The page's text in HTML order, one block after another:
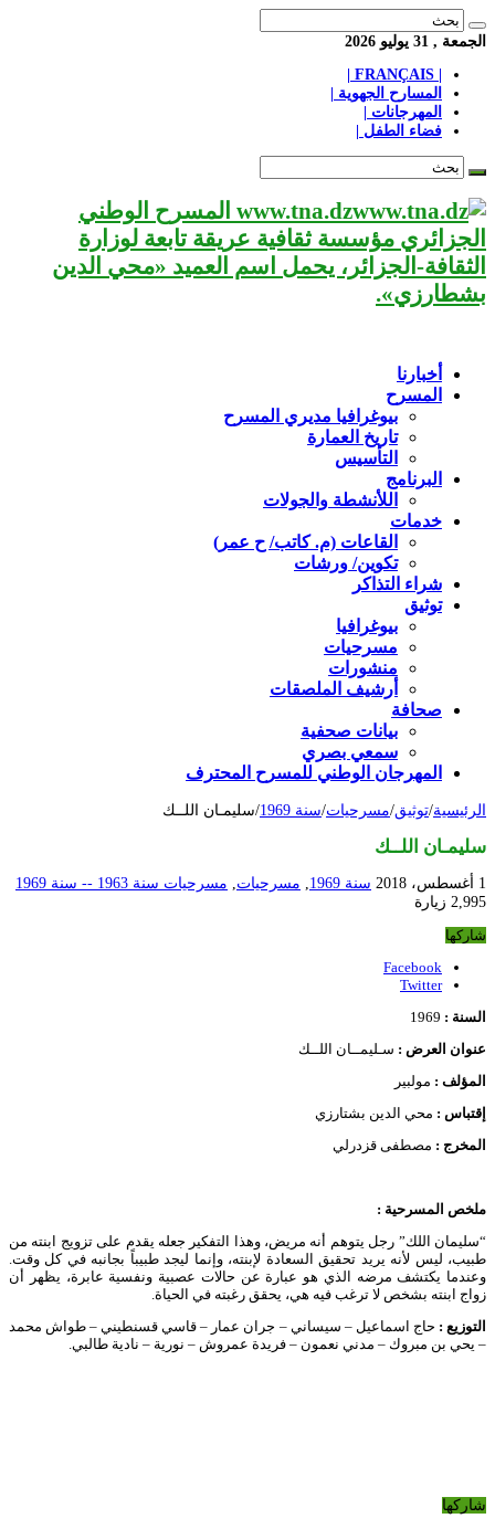
الجمعة , 31 يوليو 2026
المسارح الجهوية |
المهرجانات |
فضاء الطفل |
www.tna.dz المسرح الوطني
الجزائري مؤسسة ثقافية عريقة تابعة لوزارة
الثقافة-الجزائر، يحمل اسم العميد «محي الدين
بشطارزي».
أخبارنا
المسرح
بيوغرافيا مديري المسرح
تاريخ العمارة
التأسيس
البرنامج
اللأنشطة والجولات
خدمات
القاعات (م. كاتب/ ح عمر)
تكوين/ ورشات
شراء التذاكر
توثيق
بيوغرافيا
مسرحيات
منشورات
أرشيف الملصقات
صحافة
بيانات صحفية
سمعي بصري
المهرجان الوطني للمسرح المحترف
الرئيسية/توثيق/مسرحيات/سنة 1969 /سليمـان اللــك
سليمـان اللــك
1 أغسطس، 2018 سنة 1969 , مسرحيات, مسرحيات سنة 1963 -- سنة 1969
2,995 زيارة
شاركها
Facebook
Twitter
السنة :
عنوان العرض : سـليمــان اللــك
المؤلف : مولبير
إقتباس : محي الدين بشتارزي
المخرج : مصطفى قزدرلي
ملخص المسرحية :
“سليمان اللك” رجل يتوهم أنه مريض، وهذا التفكير جعله يقدم على تزويج ابنته من
طبيب، ليس لأنه يريد تحقيق السعادة لإبنته، وإنما ليجد طبيباً بجانبه في كل وقت.
وعندما يكتشف مرضه الذي هو عبارة عن حالات عصبية ونفسية عابرة، يظهر أن
زواج ابنته بشخص لا ترغب فيه هي، يحقق رغبته في الحياة.
التوزيع : حاج اسماعيل – سيساني – جران عمار – قاسي قسنطيني – طواش محمد
– يحي بن مبروك – مدني نعمون – فريدة عمروش – نورية – نادية طالبي.
شاركها